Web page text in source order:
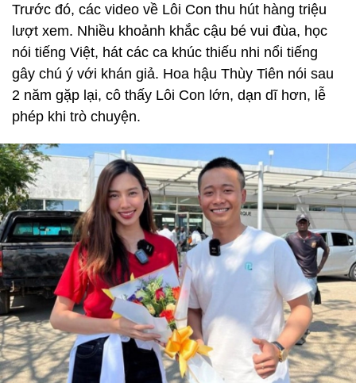
Trước đó, các video về Lôi Con thu hút hàng triệu
lượt xem. Nhiều khoảnh khắc cậu bé vui đùa, học
nói tiếng Việt, hát các ca khúc thiếu nhi nổi tiếng
gây chú ý với khán giả. Hoa hậu Thùy Tiên nói sau
2 năm gặp lại, cô thấy Lôi Con lớn, dạn dĩ hơn, lễ
phép khi trò chuyện.